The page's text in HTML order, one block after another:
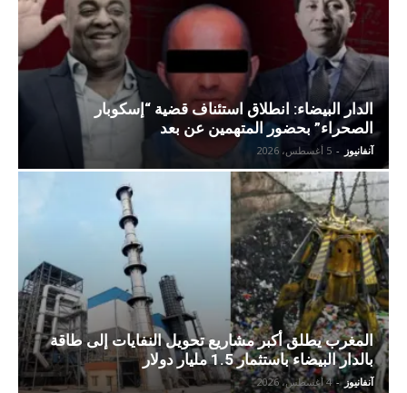
الدار البيضاء: انطلاق استئناف قضية “إسكوبار
الصحراء” بحضور المتهمين عن بعد
آنفانيوز - 5 أغسطس، 2026
المغرب يطلق أكبر مشاريع تحويل النفايات إلى طاقة
بالدار البيضاء باستثمار 1.5 مليار دولار
آنفانيوز - 4 أغسطس، 2026